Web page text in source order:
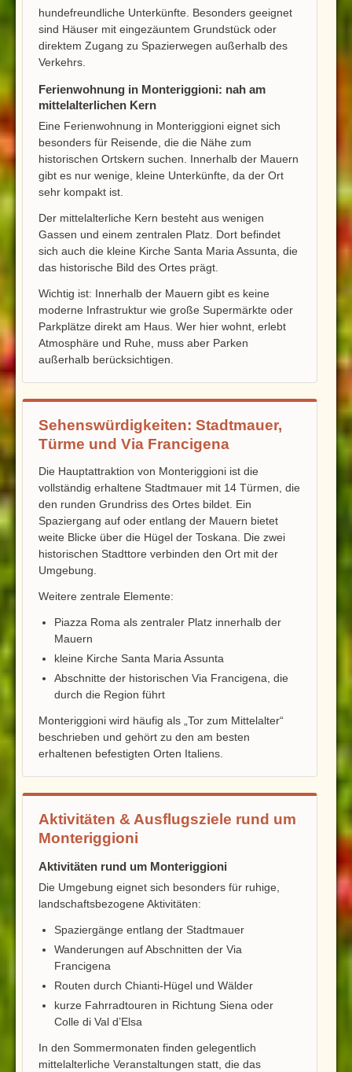
hundefreundliche Unterkünfte. Besonders geeignet
sind Häuser mit eingezäuntem Grundstück oder
direktem Zugang zu Spazierwegen außerhalb des
Verkehrs.
Ferienwohnung in Monteriggioni: nah am
mittelalterlichen Kern
Eine Ferienwohnung in Monteriggioni eignet sich
besonders für Reisende, die die Nähe zum
historischen Ortskern suchen. Innerhalb der Mauern
gibt es nur wenige, kleine Unterkünfte, da der Ort
sehr kompakt ist.
Der mittelalterliche Kern besteht aus wenigen
Gassen und einem zentralen Platz. Dort befindet
sich auch die kleine Kirche Santa Maria Assunta, die
das historische Bild des Ortes prägt.
Wichtig ist: Innerhalb der Mauern gibt es keine
moderne Infrastruktur wie große Supermärkte oder
Parkplätze direkt am Haus. Wer hier wohnt, erlebt
Atmosphäre und Ruhe, muss aber Parken
außerhalb berücksichtigen.
Sehenswürdigkeiten: Stadtmauer,
Türme und Via Francigena
Die Hauptattraktion von Monteriggioni ist die
vollständig erhaltene Stadtmauer mit 14 Türmen, die
den runden Grundriss des Ortes bildet. Ein
Spaziergang auf oder entlang der Mauern bietet
weite Blicke über die Hügel der Toskana. Die zwei
historischen Stadttore verbinden den Ort mit der
Umgebung.
Weitere zentrale Elemente:
Piazza Roma als zentraler Platz innerhalb der
Mauern
kleine Kirche Santa Maria Assunta
Abschnitte der historischen Via Francigena, die
durch die Region führt
Monteriggioni wird häufig als „Tor zum Mittelalter“
beschrieben und gehört zu den am besten
erhaltenen befestigten Orten Italiens.
Aktivitäten & Ausflugsziele rund um
Monteriggioni
Aktivitäten rund um Monteriggioni
Die Umgebung eignet sich besonders für ruhige,
landschaftsbezogene Aktivitäten:
Spaziergänge entlang der Stadtmauer
Wanderungen auf Abschnitten der Via
Francigena
Routen durch Chianti-Hügel und Wälder
kurze Fahrradtouren in Richtung Siena oder
Colle di Val d’Elsa
In den Sommermonaten finden gelegentlich
mittelalterliche Veranstaltungen statt, die das